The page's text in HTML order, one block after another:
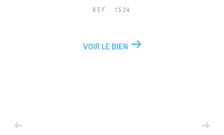
REF : 1524
VOIR LE BIEN